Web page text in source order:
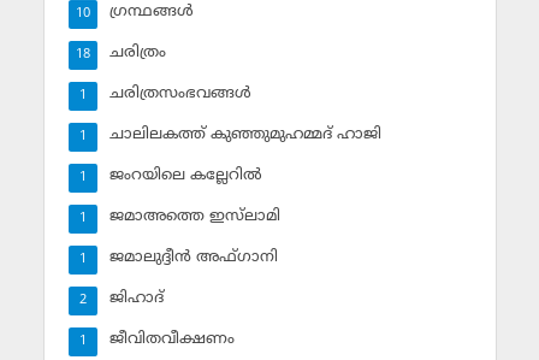
ഗ്രന്ഥങ്ങള്‍
10
ചരിത്രം
18
ചരിത്രസംഭവങ്ങള്‍
1
ചാലിലകത്ത് കുഞ്ഞുമുഹമ്മദ് ഹാജി
1
ജംറയിലെ കല്ലേറില്‍
1
ജമാഅത്തെ ഇസ്‌ലാമി
1
ജമാലുദ്ദീന്‍ അഫ്ഗാനി
1
ജിഹാദ്‌
2
ജീവിതവീക്ഷണം
1